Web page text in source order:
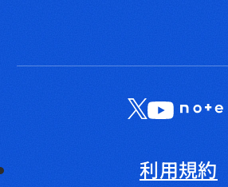
XLinkedIn
YouTube
利用規約